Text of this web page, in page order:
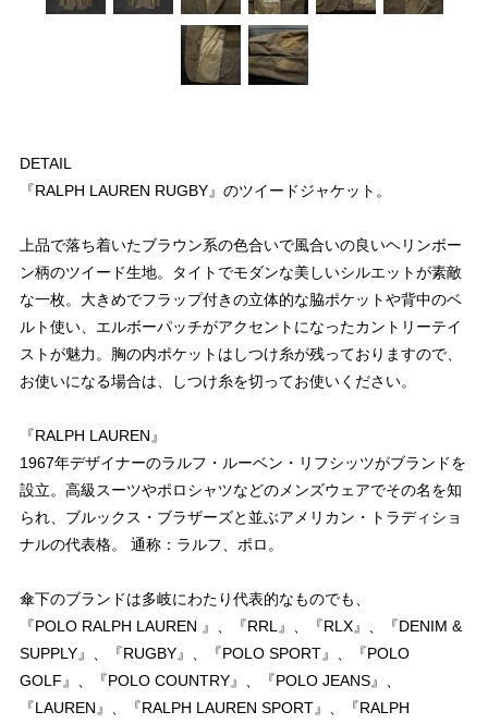
DETAIL
『RALPH LAUREN RUGBY』のツイードジャケット。
上品で落ち着いたブラウン系の色合いで風合いの良いヘリンボー
ン柄のツイード生地。タイトでモダンな美しいシルエットが素敵
な一枚。大きめでフラップ付きの立体的な脇ポケットや背中のベ
ルト使い、エルボーパッチがアクセントになったカントリーテイ
ストが魅力。胸の内ポケットはしつけ糸が残っておりますので、
お使いになる場合は、しつけ糸を切ってお使いください。
『RALPH LAUREN』
1967年デザイナーのラルフ・ルーベン・リフシッツがブランドを
設立。高級スーツやポロシャツなどのメンズウェアでその名を知
られ、ブルックス・ブラザーズと並ぶアメリカン・トラディショ
ナルの代表格。 通称：ラルフ、ポロ。
傘下のブランドは多岐にわたり代表的なものでも、
『POLO RALPH LAUREN 』、『RRL』、『RLX』、『DENIM &
SUPPLY』、『RUGBY』、『POLO SPORT』、『POLO
GOLF』、『POLO COUNTRY』、『POLO JEANS』、
『LAUREN』、『RALPH LAUREN SPORT』、『RALPH